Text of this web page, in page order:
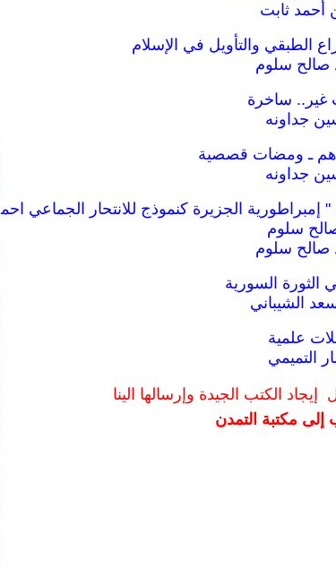
أحمد ثابت
الطبقي والتأويل في الإسلام
صالح سلوم
غير.. ساخرة
جداونه
ـ ومضات قصصية
جداونه
إمبراطورية الجزيرة كنموذج للانتحار الجماعي احم
سلوم
صالح سلوم
الثورة السورية
الشيباني
علمية
التميمي
الكتب الجيدة وإرسالها الينا
إلى مكتبة التمدن